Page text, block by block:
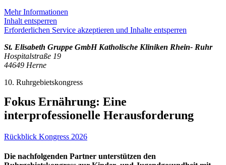
Mehr Informationen
Inhalt entsperren
Erforderlichen Service akzeptieren und Inhalte entsperren
St. Elisabeth Gruppe GmbH Katholische Kliniken Rhein- Ruhr
Hospitalstraße 19
44649 Herne
10. Ruhrgebietskongress
Fokus Ernährung: Eine
interprofessionelle Herausforderung
Rückblick Kongress 2026
Die nachfolgenden Partner unterstützen den